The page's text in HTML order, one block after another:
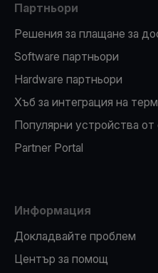
Партньори
Решения за плащане за
Software партньори
Hardware партньори
Хъб за интеграция на
Популярни устройства от
Partner Portal
Информация
Докладвайте проблем
Център за помощ